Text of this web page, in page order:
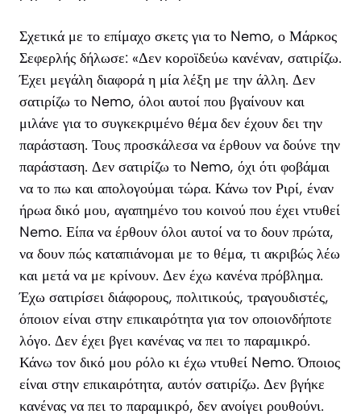
Σχετικά με το επίμαχο σκετς για το Nemo, ο Μάρκος
Σεφερλής δήλωσε: «Δεν κοροϊδεύω κανέναν, σατιρίζω.
Έχει μεγάλη διαφορά η μία λέξη με την άλλη. Δεν
σατιρίζω το Nemo, όλοι αυτοί που βγαίνουν και
μιλάνε για το συγκεκριμένο θέμα δεν έχουν δει την
παράσταση. Τους προσκάλεσα να έρθουν να δούνε την
παράσταση. Δεν σατιρίζω το Nemo, όχι ότι φοβάμαι
να το πω και απολογούμαι τώρα. Κάνω τον Ριρί, έναν
ήρωα δικό μου, αγαπημένο του κοινού που έχει ντυθεί
Nemo. Είπα να έρθουν όλοι αυτοί να το δουν πρώτα,
να δουν πώς καταπιάνομαι με το θέμα, τι ακριβώς λέω
και μετά να με κρίνουν. Δεν έχω κανένα πρόβλημα.
Έχω σατιρίσει διάφορους, πολιτικούς, τραγουδιστές,
όποιον είναι στην επικαιρότητα για τον οποιονδήποτε
λόγο. Δεν έχει βγει κανένας να πει το παραμικρό.
Κάνω τον δικό μου ρόλο κι έχω ντυθεί Nemo. Όποιος
είναι στην επικαιρότητα, αυτόν σατιρίζω. Δεν βγήκε
κανένας να πει το παραμικρό, δεν ανοίγει ρουθούνι.